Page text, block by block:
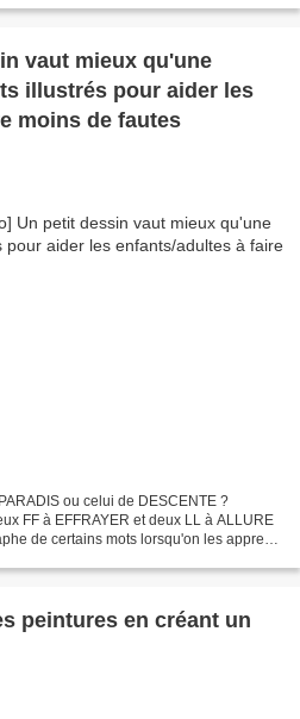
vaut mieux qu'une
illustrés pour aider les
moins de fautes
ou celui de DESCENTE ?
FF à EFFRAYER et deux LL à ALLURE
de certains mots lorsqu'on les apprend
peintures en créant un